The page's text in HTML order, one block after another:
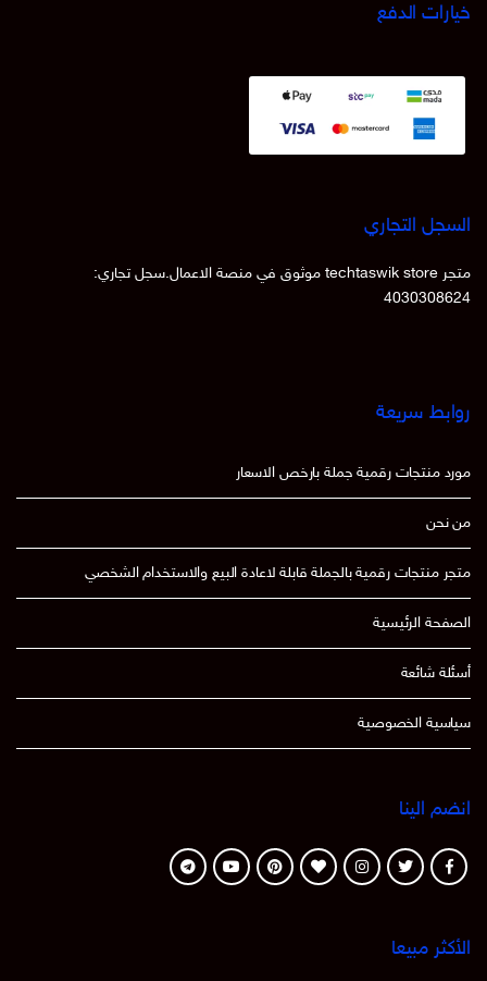
خيارات الدفع
السجل التجاري
متجر techtaswik store موثوق في منصة الاعمال.سجل تجاري:
4030308624
روابط سريعة
مورد منتجات رقمية جملة بارخص الاسعار
من نحن
متجر منتجات رقمية بالجملة قابلة لاعادة البيع والاستخدام الشخصي
الصفحة الرئيسية
أسئلة شائعة
سياسية الخصوصية
انضم الينا
الأكثر مبيعا